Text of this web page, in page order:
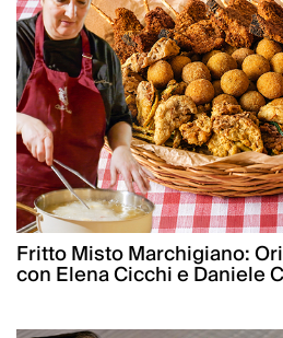
Fritto Misto Marchigiano:
con Elena Cicchi e Daniele